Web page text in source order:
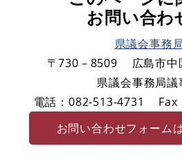
お問い合わ
県議会事務
〒730－8509
広島市
県議会事務局議
電話：082-513-4731
Fax
お問い合わせフォーム